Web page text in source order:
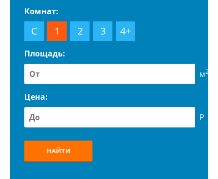
Комнат:
С 1 2 3 4+
Площадь:
м2
Цена:
Р
НАЙТИ